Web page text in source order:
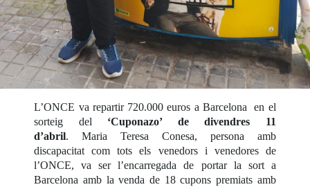
L’ONCE va repartir 720.000 euros a Barcelona en el
sorteig del ‘Cuponazo’ de divendres 11
d’abril. Maria Teresa Conesa, persona amb
discapacitat com tots els venedors i venedores de
l’ONCE, va ser l’encarregada de portar la sort a
Barcelona amb la venda de 18 cupons premiats amb